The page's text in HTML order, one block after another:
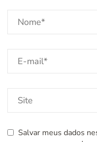
Salvar meus dados